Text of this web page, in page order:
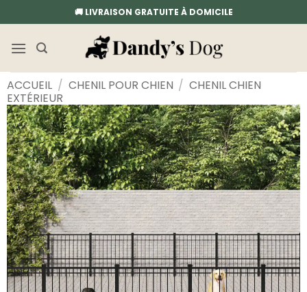
au
contenu
🚚 LIVRAISON GRATUITE À DOMICILE
ACCUEIL / CHENIL POUR CHIEN / CHENIL CHIEN
EXTÉRIEUR